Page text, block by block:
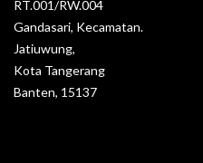
RT.001/RW.004
Gandasari, Kecamatan.
Jatiuwung,
Kota Tangerang
Banten, 15137